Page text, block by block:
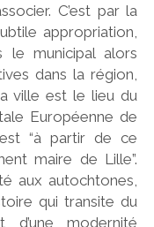
C’est par la
appropriation,
le municipal alors
dans la région,
ville est le lieu du
Européenne de
“à partir de ce
maire de Lille”.
aux autochtones,
qui transite du
d’une modernité